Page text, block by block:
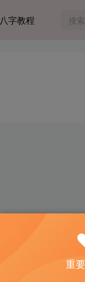
八字教程
重